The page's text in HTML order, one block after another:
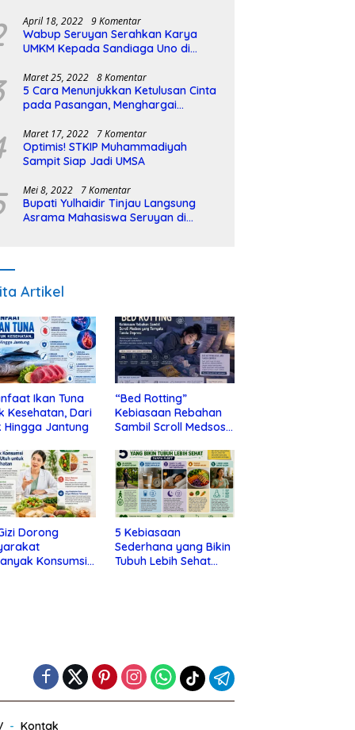
April 18, 2022 9 Komentar
Wabup Seruyan Serahkan Karya
UMKM Kepada Sandiaga Uno di
Maret 25, 2022 8 Komentar
5 Cara Menunjukkan Ketulusan Cinta
pada Pasangan, Menghargai
Maret 17, 2022 7 Komentar
Optimis! STKIP Muhammadiyah
Sampit Siap Jadi UMSA
Mei 8, 2022 7 Komentar
Bupati Yulhaidir Tinjau Langsung
Asrama Mahasiswa Seruyan di
Artikel
Ikan Tuna
Kesehatan, Dari
Hingga Jantung
“Bed Rotting”
Kebiasaan Rebahan
Sambil Scroll Medsos
Depresi
Dorong
Konsumsi
5 Kebiasaan
Sederhana yang Bikin
Tubuh Lebih Sehat
Kontak